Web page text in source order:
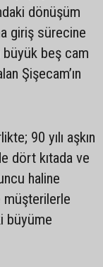
dönüşüm
giriş sürecine
büyük beş cam
Şişecam’ın
90 yılı aşkın
dört kıtada ve
haline
müşterilerle
büyüme